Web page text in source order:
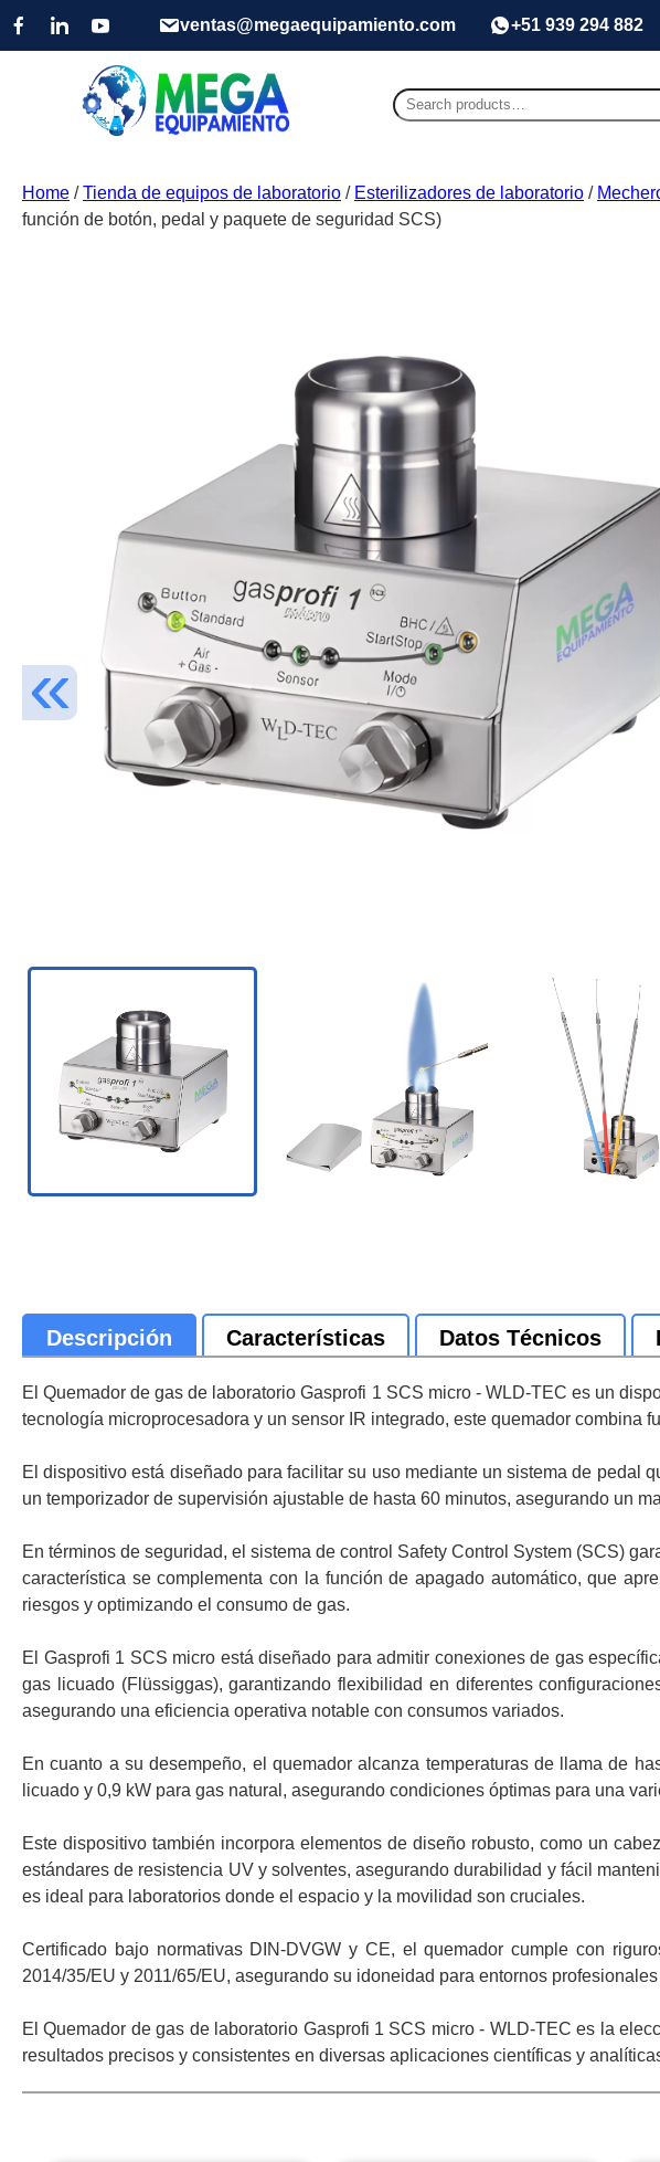
ventas@megaequipamiento.com +51 939 294 882
Search
for:
Home /Tienda de equipos de laboratorio / Esterilizadores de laboratorio /
función de botón, pedal y paquete de seguridad SCS)
Descripción Características Datos Técnicos
El Quemador de gas de laboratorio Gasprofi 1 SCS micro - WLD-TEC es un
tecnología microprocesadora y un sensor IR integrado, este quemador combina
El dispositivo está diseñado para facilitar su uso mediante un sistema de pedal
un temporizador de supervisión ajustable de hasta 60 minutos, asegurando un
En términos de seguridad, el sistema de control Safety Control System (SCS)
característica se complementa con la función de apagado automático, que
riesgos y optimizando el consumo de gas.
El Gasprofi 1 SCS micro está diseñado para admitir conexiones de gas
gas licuado (Flüssiggas), garantizando flexibilidad en diferentes
asegurando una eficiencia operativa notable con consumos variados.
En cuanto a su desempeño, el quemador alcanza temperaturas de llama de
licuado y 0,9 kW para gas natural, asegurando condiciones óptimas para una
Este dispositivo también incorpora elementos de diseño robusto, como un
estándares de resistencia UV y solventes, asegurando durabilidad y fácil
es ideal para laboratorios donde el espacio y la movilidad son cruciales.
Certificado bajo normativas DIN-DVGW y CE, el quemador cumple con
2014/35/EU y 2011/65/EU, asegurando su idoneidad para entornos
El Quemador de gas de laboratorio Gasprofi 1 SCS micro - WLD-TEC es la
resultados precisos y consistentes en diversas aplicaciones científicas y